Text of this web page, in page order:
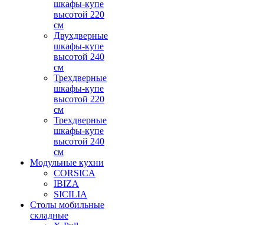
шкафы-купе
высотой 220
см
Двухдверные
шкафы-купе
высотой 240
см
Трехдверные
шкафы-купе
высотой 220
см
Трехдверные
шкафы-купе
высотой 240
см
Модульные кухни
CORSICA
IBIZA
SICILIA
Столы мобильные
складные